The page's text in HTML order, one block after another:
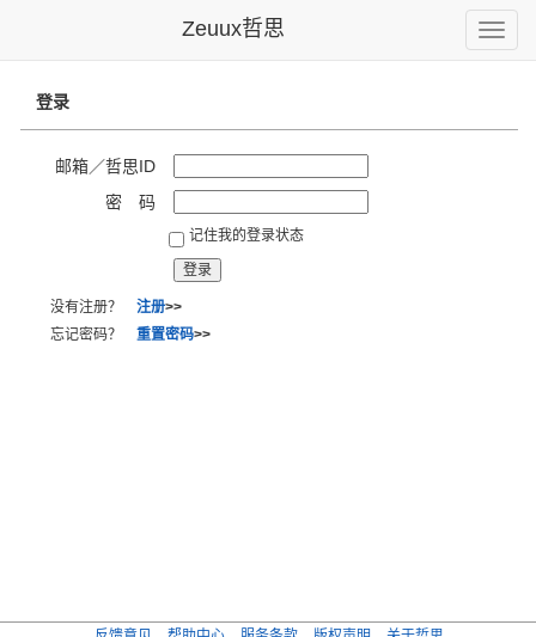
Toggle
Zeuux哲思
登录
邮箱／哲思ID
密 码
记住我的登录状态
没有注册？ 注册>>
忘记密码？ 重置密码>>